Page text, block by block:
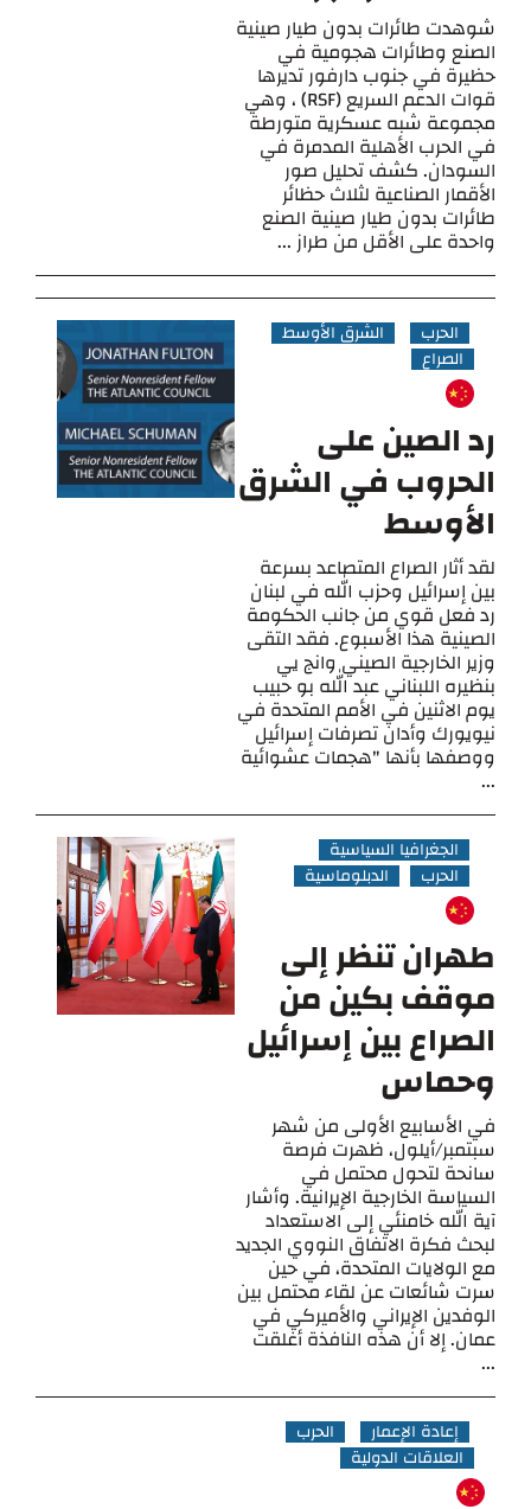
شوهدت طائرات بدون طيار صينية
الصنع وطائرات هجومية في
حظيرة في جنوب دارفور تديرها
قوات الدعم السريع (RSF) ، وهي
مجموعة شبه عسكرية متورطة
في الحرب الأهلية المدمرة في
السودان. كشف تحليل صور
الأقمار الصناعية لثلاث حظائر
طائرات بدون طيار صينية الصنع
واحدة على الأقل من طراز ...
الحرب
الشرق الأوسط
الصراع
رد الصين على
الحروب في الشرق
الأوسط
لقد أثار الصراع المتصاعد بسرعة
بين إسرائيل وحزب الله في لبنان
رد فعل قوي من جانب الحكومة
الصينية هذا الأسبوع. فقد التقى
وزير الخارجية الصيني وانج يي
بنظيره اللبناني عبد الله بو حبيب
يوم الاثنين في الأمم المتحدة في
نيويورك وأدان تصرفات إسرائيل
ووصفها بأنها "هجمات عشوائية
...
الجغرافيا السياسية
الحرب
الدبلوماسية
طهران تنظر إلى
موقف بكين من
الصراع بين إسرائيل
وحماس
في الأسابيع الأولى من شهر
سبتمبر/أيلول، ظهرت فرصة
سانحة لتحول محتمل في
السياسة الخارجية الإيرانية. وأشار
آية الله خامنئي إلى الاستعداد
لبحث فكرة الاتفاق النووي الجديد
مع الولايات المتحدة، في حين
سرت شائعات عن لقاء محتمل بين
الوفدين الإيراني والأميركي في
عمان. إلا أن هذه النافذة أغلقت
...
إعادة الإعمار
الحرب
العلاقات الدولية